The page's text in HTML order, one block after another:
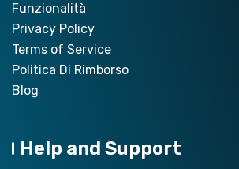
Funzionalità
Privacy Policy
Terms of Service
Politica Di Rimborso
Blog
Help and Support